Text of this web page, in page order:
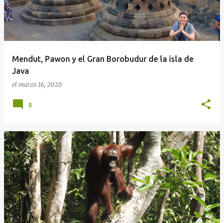
Mendut, Pawon y el Gran Borobudur de la isla de
Java
el marzo 16, 2020
0